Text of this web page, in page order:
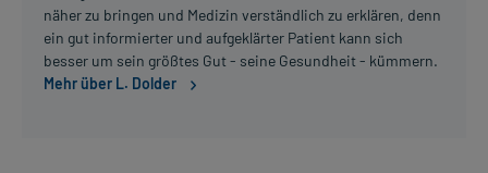
näher zu bringen und Medizin verständlich zu erklären, denn
ein gut informierter und aufgeklärter Patient kann sich
besser um sein größtes Gut - seine Gesundheit - kümmern.
Mehr über L. Dolder